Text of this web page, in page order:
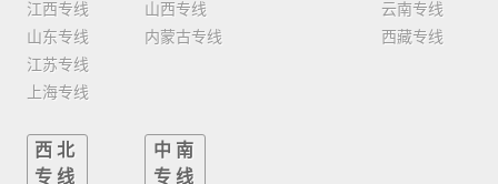
江西专线
山东专线
江苏专线
上海专线
山西专线
内蒙古专线
云南专线
西藏专线
西北
专线
中南
专线